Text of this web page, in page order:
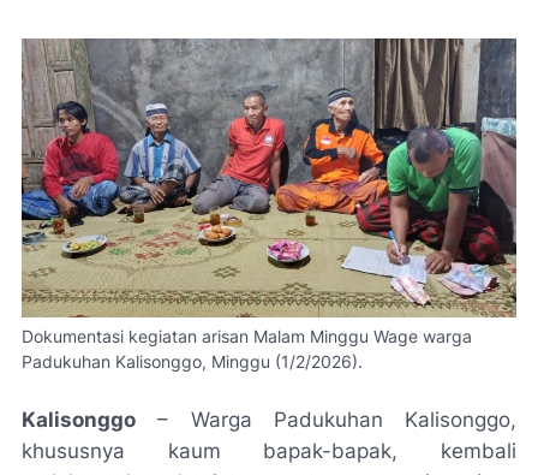
Dokumentasi kegiatan arisan Malam Minggu Wage warga
Padukuhan Kalisonggo, Minggu (1/2/2026).
Kalisonggo – Warga Padukuhan Kalisonggo,
khususnya kaum bapak-bapak, kembali